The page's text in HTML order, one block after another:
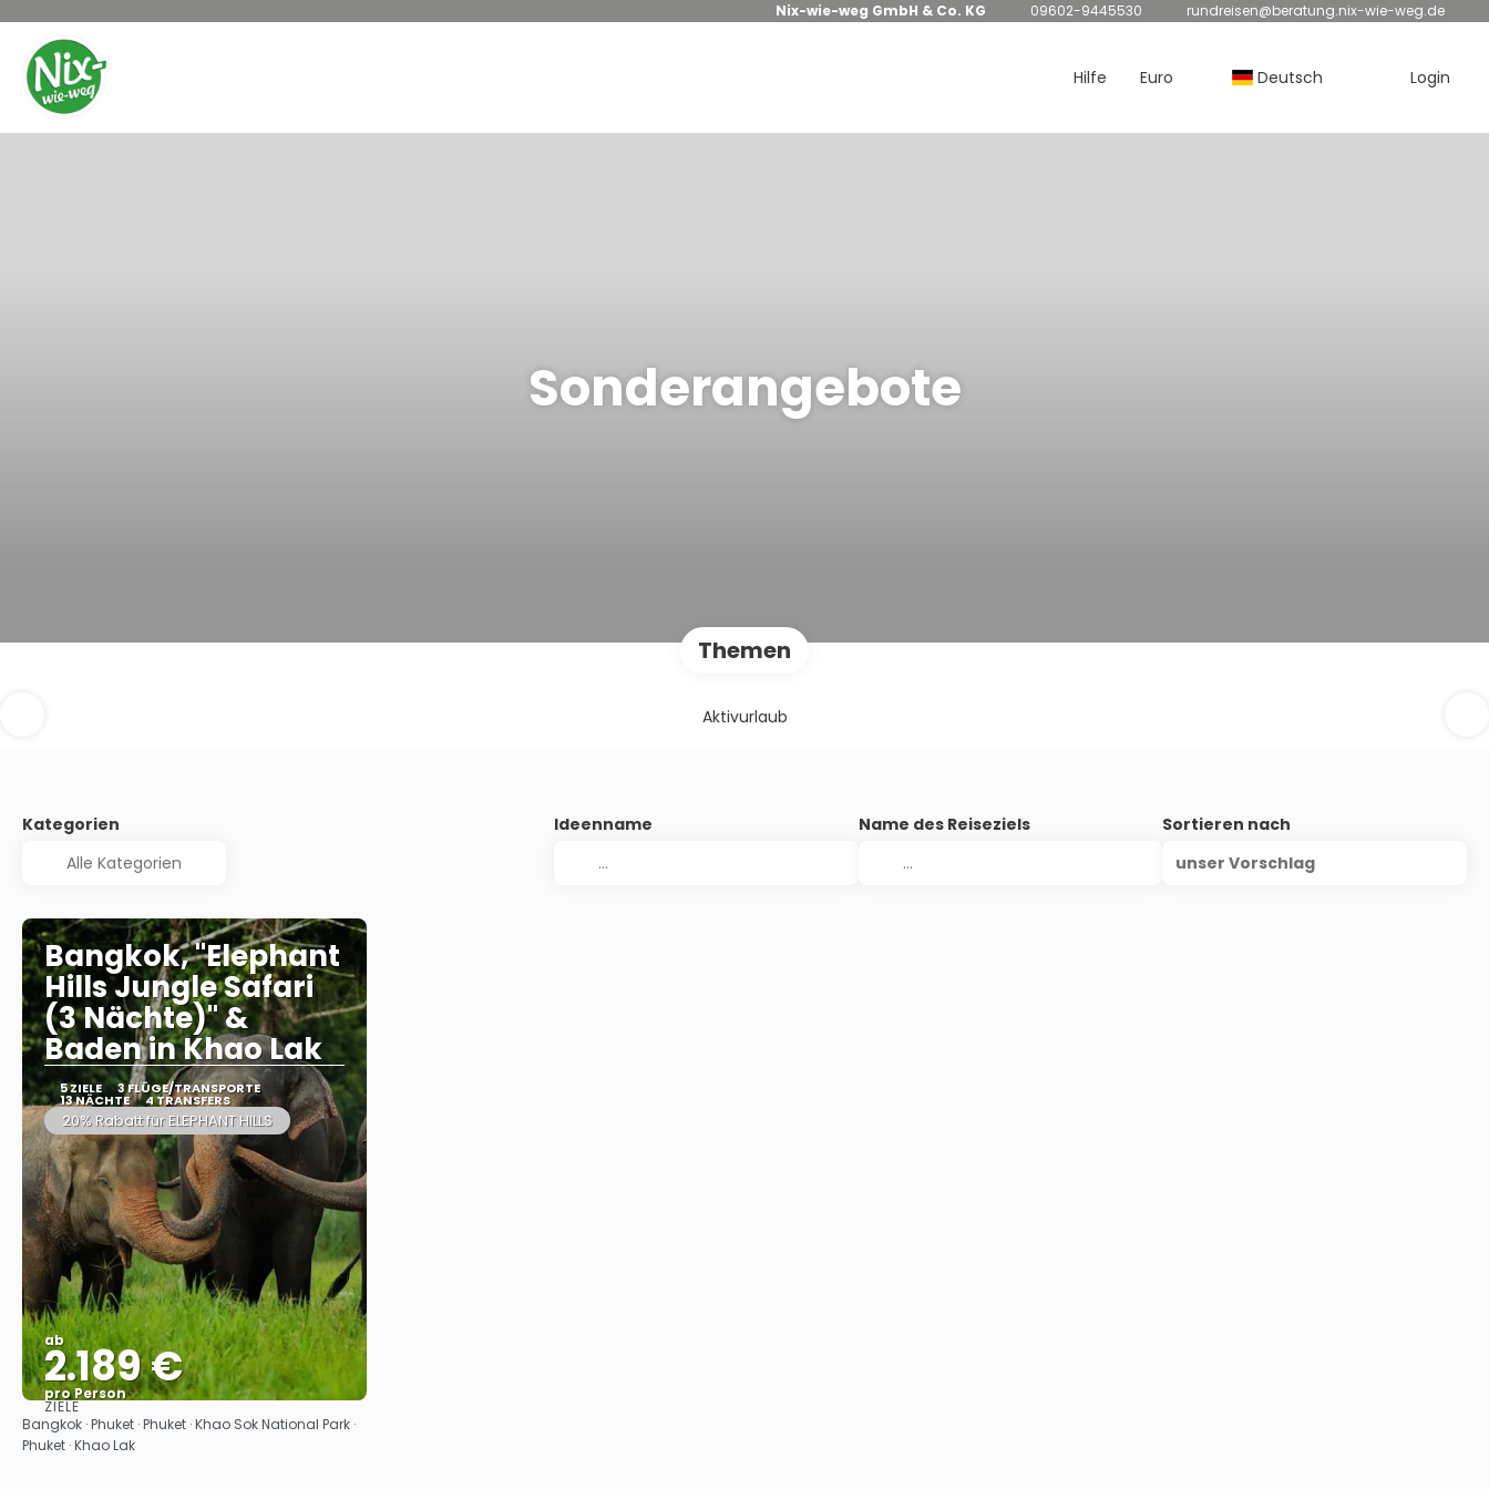
Nix-wie-weg GmbH & Co. KG 09602-9445530 rundreisen@beratung.nix-wie-weg.de
Hilfe Euro Deutsch Login
Sonderangebote
Themen
Aktivurlaub
Kategorien Ideenname Name des Reiseziels
Sortieren nach
unser Vorschlag
Bangkok, "Elephant
Hills Jungle Safari
(3 Nächte)" &
Baden in Khao Lak
5 ZIELE 3 FLÜGE/TRANSPORTE
13 NÄCHTE 4 TRANSFERS
20% Rabatt für ELEPHANT HILLS
ab
2.189 €
pro Person
Sehen
ZIELE
Bangkok · Phuket · Phuket · Khao Sok National Park ·
Phuket · Khao Lak